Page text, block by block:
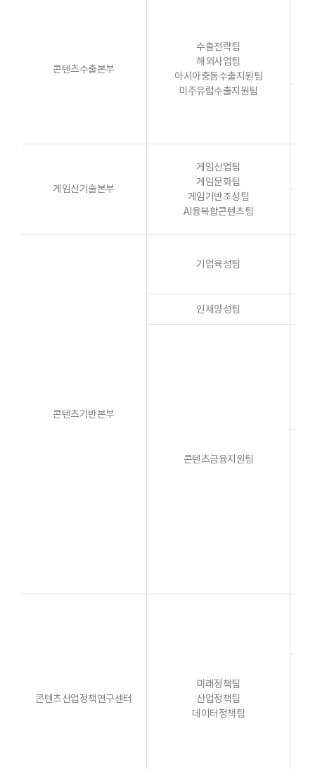
콘텐츠수출본부
수출전략팀
해외사업팀
아시아중동수출지원팀
미주유럽수출지원팀
게임신기술본부
게임산업팀
게임문화팀
게임기반조성팀
AI융복합콘텐츠팀
콘텐츠기반본부
기업육성팀
인재양성팀
콘텐츠금융지원팀
콘텐츠산업정책연구센터
미래정책팀
산업정책팀
데이터정책팀